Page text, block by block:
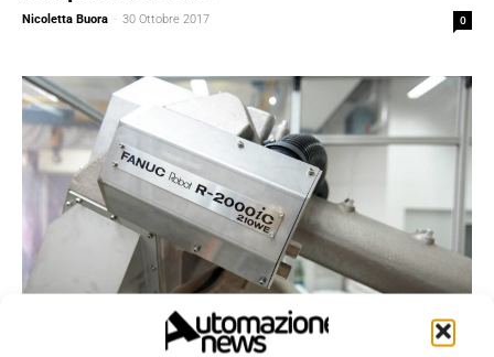
Nicoletta Buora - 30 Ottobre 2017 0